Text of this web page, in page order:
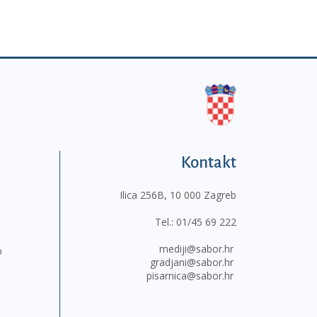
Kontakt
Ilica 256B, 10 000 Zagreb
Tel.: 01/45 69 222
mediji@sabor.hr
gradjani@sabor.hr
pisarnica@sabor.hr